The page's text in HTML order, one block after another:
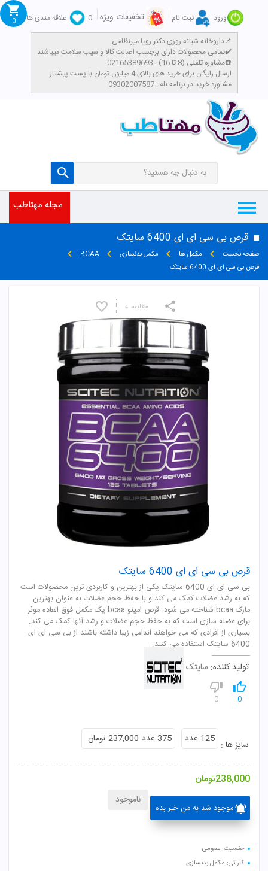
ورود ثبت نام تخفیفات ویژه 0
علاقه مندی ها
داروخانه شبانه روزی دکتر رویا میرنظامی📌
تمامی محصولات دارای برچسب اصالت کالا و سیب سلامت میباشند✔️
مشاوره تلفنی (8 تا 16) : 02165389693☎️
​ارسال رایگان برای خرید های بالای 4 میلیون تومان با پست پیشتاز
مشاوره خرید در برنامه بله : 09302007587
0
مجله مهتاطب
قرص بی سی ای ای 6400 سایتک
صفحه نخست مکمل ها مکمل بدنسازی
BCAA
قرص بی سی ای ای 6400 سایتک
قرص بی سی ای ای 6400 سایتک
بی سی ای ای 6400 سایتک یکی از بهترین و کاربردی ترین محصولات است
که به رشد عضلات کمک می کند و با حفظ حجم عضلات به عنوان بهترین
مارک bcaa شناخته می شود. قرص امینو bcaa یک مکمل فوق العاده موثر
برای عضله سازی است که به حفظ حجم عضلات و رشد آنها کمک می کند.
بسیاری از افرادی که می خواهند اندامی زیبا داشته باشند از بی سی ای ای
6400 سایتک استفاده می کنند.
تولید کننده: سایتک
0
0
سایز ها : 125 عدد 375 عدد 237,000 تومان
238,000تومان
موجود شد به من خبر بده
ناموجود
مقایسـه
جنسیت: عمومی
کارائی: مکمل بدنسازی